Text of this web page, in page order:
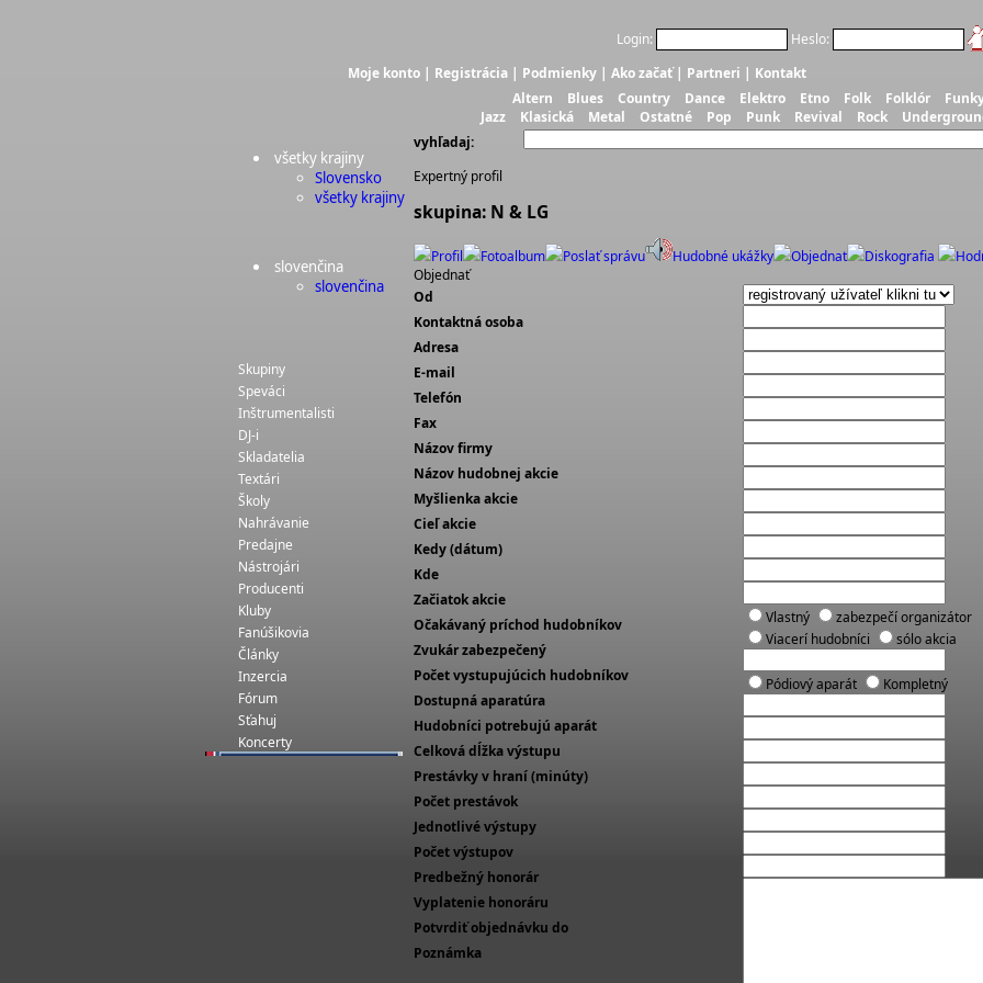
Login:
Heslo:
Moje konto | Registrácia | Podmienky | Ako začať| Partneri | Kontakt
Altern
Blues Country Dance Elektro Etno Folk Folklór
Jazz
Klasická Metal Ostatné Pop Punk Revival Rock
vyhľadaj:
všetky krajiny
Slovensko
všetky krajiny
slovenčina
slovenčina
Skupiny
Speváci
Inštrumentalisti
DJ-i
Skladatelia
Textári
Školy
Nahrávanie
Predajne
Nástrojári
Producenti
Kluby
Fanúšikovia
Články
Inzercia
Fórum
Sťahuj
Koncerty
Expertný profil
skupina: N & LG
Profil Fotoalbum Poslať správu Hudobné ukážky Objednať Diskografia
Objednať
Od
Kontaktná osoba
Adresa
E-mail
Telefón
Fax
Názov firmy
Názov hudobnej akcie
Myšlienka akcie
Cieľ akcie
Kedy (dátum)
Kde
Začiatok akcie
Očakávaný príchod hudobníkov
Zvukár zabezpečený
Vlastný zabezpečí organizátor
Počet vystupujúcich hudobníkov
Viacerí hudobníci sólo akcia
Dostupná aparatúra
Hudobníci potrebujú aparát
Pódiový aparát Kompletný
Celková dĺžka výstupu
Prestávky v hraní (minúty)
Počet prestávok
Jednotlivé výstupy
Počet výstupov
Predbežný honorár
Vyplatenie honoráru
Potvrdiť objednávku do
Poznámka